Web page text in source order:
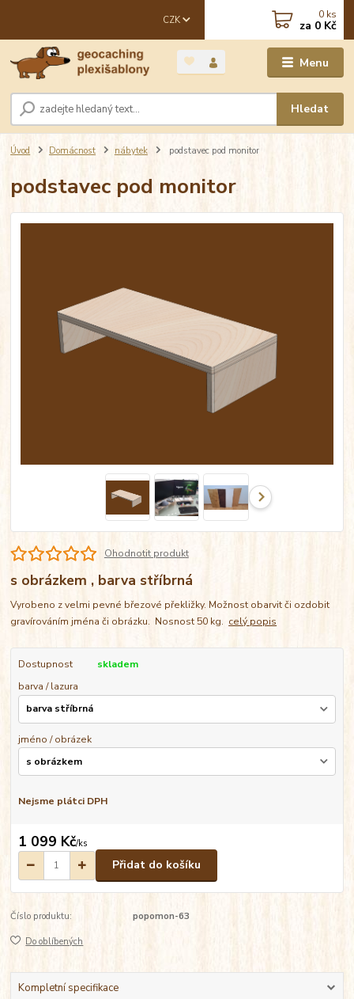
Menu
CZK
Hledat
0 ks
za 0 Kč
Úvod Domácnost nábytek podstavec pod monitor
podstavec pod monitor
Ohodnotit produkt
s obrázkem , barva stříbrná
Vyrobeno z velmi pevné březové překližky. Možnost obarvit či ozdobit
gravírováním jména či obrázku. Nosnost 50 kg. celý popis
Dostupnost
skladem
barva / lazura
jméno / obrázek
Nejsme plátci DPH
1 099 Kč/ks
Přidat do košíku
Číslo produktu: popomon-63
Do oblíbených
Kompletní specifikace